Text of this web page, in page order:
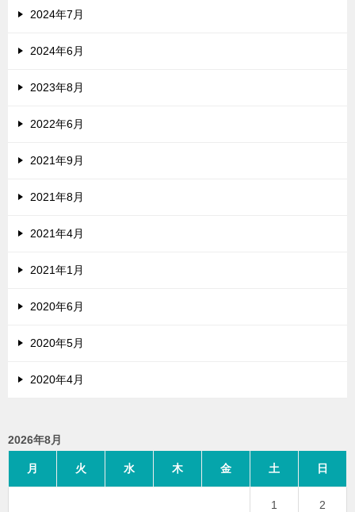
2024年7月
2024年6月
2023年8月
2022年6月
2021年9月
2021年8月
2021年4月
2021年1月
2020年6月
2020年5月
2020年4月
2026年8月
月 火 水 木 金 土 日
1 2